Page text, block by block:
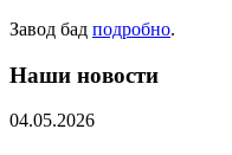
Завод бад подробно.
Наши новости
04.05.2026